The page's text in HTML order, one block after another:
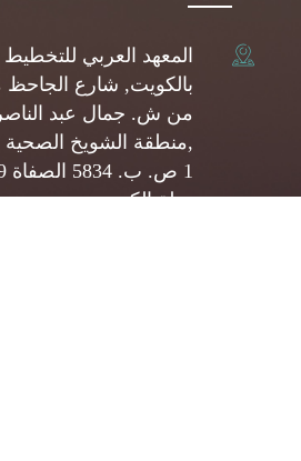
المعهد العربي للتخطيط
بالكويت, شارع الجاحظ
من ش. جمال عبد
,منطقة الشويخ
1
دولة الكويت